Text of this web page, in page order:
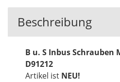
Beschreibung
B u. S Inbus Schrauben
D91212
Artikel ist NEU!